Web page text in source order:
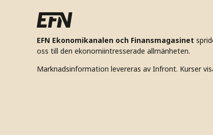
EFN Ekonomikanalen och Finansmagasinet
oss till den ekonomiintresserade allmänheten.
Marknadsinformation levereras av Infront. Kurser